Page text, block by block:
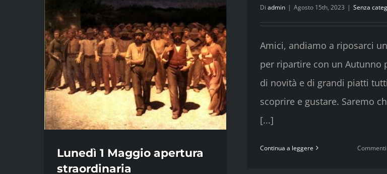
Di admin | Agosto 15th, 2023 | Senza
Amici, andiamo a riposarci
per ripartire con un Autunno
di novità e di grandi piatti
scoprire e gustare. Saremo
[...]
Continua a leggere
Lunedì 1 Maggio apertura
straordinaria